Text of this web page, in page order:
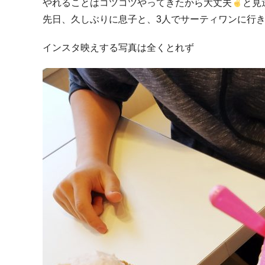
やれることはコツコツやってきたから大丈夫
と見
先日、久しぶりに息子と、3人でサーティワンに行
インスタ映えする写真は全くとれず